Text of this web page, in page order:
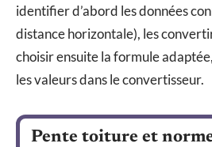
identifier d’abord les données
distance horizontale), les
choisir ensuite la formule
les valeurs dans le convertisseur.
Pente toiture et